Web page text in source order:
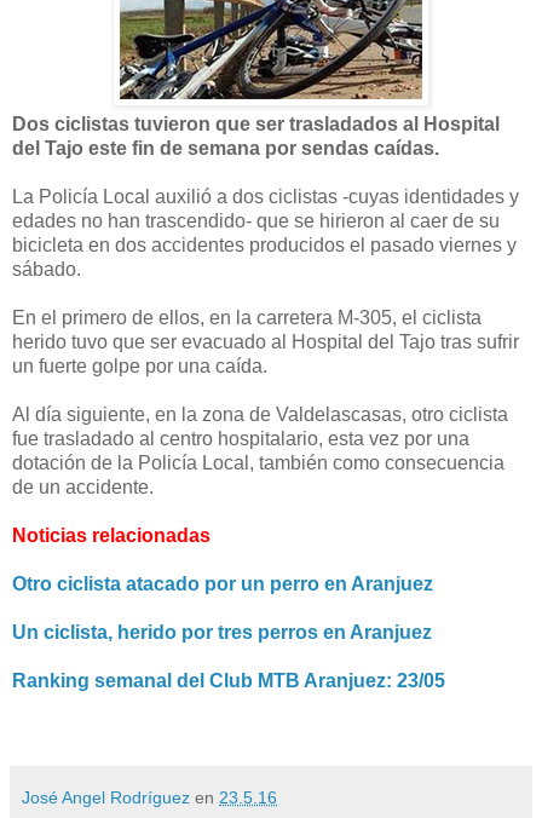
Dos ciclistas tuvieron que ser trasladados al Hospital
del Tajo este fin de semana por sendas caídas.
La Policía Local auxilió a dos ciclistas -cuyas identidades y
edades no han trascendido- que se hirieron al caer de su
bicicleta en dos accidentes producidos el pasado viernes y
sábado.
En el primero de ellos, en la carretera M-305, el ciclista
herido tuvo que ser evacuado al Hospital del Tajo tras sufrir
un fuerte golpe por una caída.
Al día siguiente, en la zona de Valdelascasas, otro ciclista
fue trasladado al centro hospitalario, esta vez por una
dotación de la Policía Local, también como consecuencia
de un accidente.
Noticias relacionadas
Otro ciclista atacado por un perro en Aranjuez
Un ciclista, herido por tres perros en Aranjuez
Ranking semanal del Club MTB Aranjuez: 23/05
José Angel Rodríguez en 23.5.16